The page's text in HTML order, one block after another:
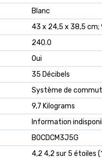
‎Blanc
‎43 x 24,5 x 38,5 cm;
‎240.0
‎Oui
‎35 Décibels
‎Système de
‎9,7 Kilograms
‎Information
B0CDCM3J5G
4,2 4,2 sur 5 étoiles